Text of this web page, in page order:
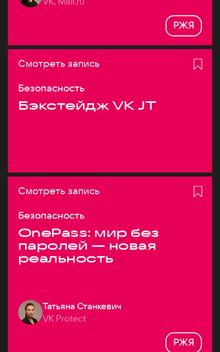
РЖЯ
Смотреть запись
Безопасность
Бэкстейдж VK JT
Смотреть запись
Безопасность
OnePass: мир без
паролей — новая
реальность
Татьяна Станкевич
VK Protect
РЖЯ